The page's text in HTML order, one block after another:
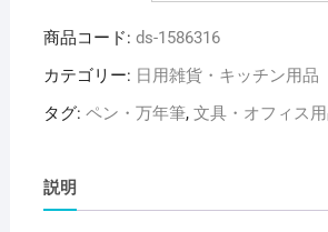
鉛
筆
光
ン
プ
商品コード: ds-1586316
カテゴリー: 日用雑貨・キッチン用品
タグ: ペン・万年筆, 文具・オフィス
説明